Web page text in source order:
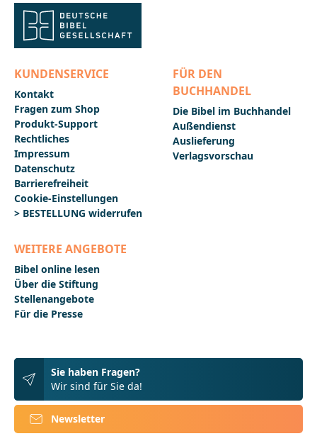
KUNDENSERVICE
Kontakt
Fragen zum Shop
Produkt-Support
Rechtliches
Impressum
Datenschutz
Barrierefreiheit
Cookie-Einstellungen
> BESTELLUNG widerrufen
FÜR DEN
BUCHHANDEL
Die Bibel im Buchhandel
Außendienst
Auslieferung
Verlagsvorschau
WEITERE ANGEBOTE
Bibel online lesen
Über die Stiftung
Stellenangebote
Für die Presse
Sie haben Fragen?
Wir sind für Sie da!
Newsletter